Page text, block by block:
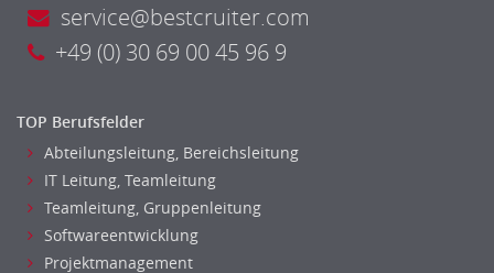
Versicherung: Sachbearbeitung
Zahlungsverkehr
Kindergarten, KiTa, Vorschule
Bildung & Soziales Leitung, Teamleitung
Sozialarbeit
service@bestcruiter.com
+49 (0) 30 69 00 45 96 9
TOP Berufsfelder
Abteilungsleitung, Bereichsleitung
IT Leitung, Teamleitung
Teamleitung, Gruppenleitung
Softwareentwicklung
Projektmanagement